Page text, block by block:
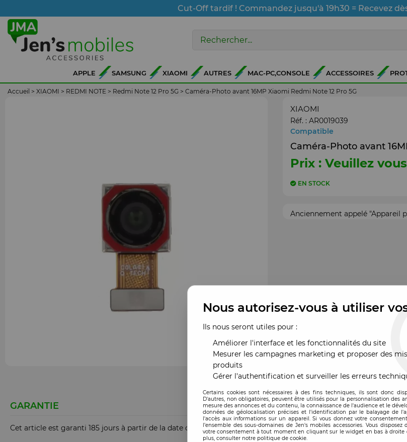
Cut-Off tardif ! Commandez jusqu'à 19h30 = Recevez
APPLE SAMSUNG XIAOMI AUTRES MAC-PC,CONSOLE ACCESSOIRES
Accueil > XIAOMI > REDMI NOTE > Redmi Note 12 Pro 5G > Caméra-Photo avant 16MP Xiaomi Redmi Note 12 Pro 5G
XIAOMI
Réf. : AR0019039
Compatible
Caméra-Photo avant
Prix : Veuillez
EN STOCK
Anciennement appelé "Appareil
GARANTIE
Cet article est garanti 185 jours à partir de la date de commande
Nous autorisez-vous à utiliser
Ils nous seront utiles pour :
Améliorer l'interface et les fonctionnalités du site
Mesurer les campagnes marketing et proposer des
produits
Gérer l'authentification et surveiller les erreurs
Certains cookies sont nécessaires à des fins techniques, ils sont donc
D'autres, non obligatoires, peuvent être utilisés pour la personnalisation des
mesure des annonces et du contenu, la connaissance de l'audience et le
données de géolocalisation précises et l'identification par le balayage de
l'accès aux informations sur un appareil. Si vous donnez votre
l’ensemble des sous-domaines de Jen's mobiles accessories. Vous
votre consentement à tout moment en cliquant sur le widget en bas à droite
plus, consulter notre politique de cookie.